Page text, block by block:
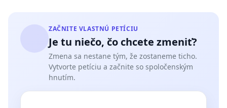
ZAČNITE VLASTNÚ PETÍCIU
Je tu niečo, čo chcete zmeniť?
Zmena sa nestane tým, že zostaneme ticho.
Vytvorte petíciu a začnite so spoločenským
hnutím.